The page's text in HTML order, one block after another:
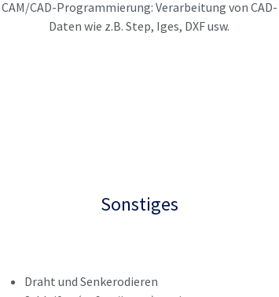
CAM/CAD-Programmierung: Verarbeitung von CAD-
Daten wie z.B. Step, Iges, DXF usw.
Sonstiges
Draht und Senkerodieren